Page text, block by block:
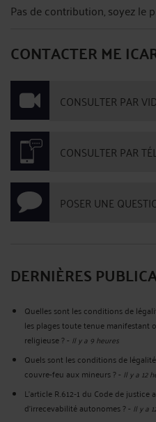
Pas de contribution, soyez le
CONTACTER ME
CONSULTER PAR
CONSULTER PAR
POSER UNE
DERNIÈRES
Quelles sont les conditions de
les plages toute tenue manifestant
religieuse ?- Il y a 9 heures
Quels sont les conditions de
couvre-feu aux mineurs ?- Il y a 12
L’article R.612‑1 du Code de
d’irrecevabilité autonomes ?- Il y a